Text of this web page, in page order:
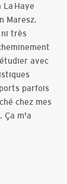
Haye
Maresz.
ni très
avec
parfois
chez mes
Ça m'a